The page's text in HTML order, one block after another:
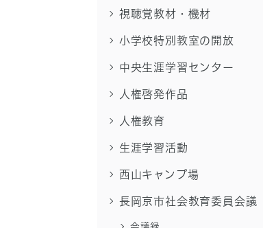
視聴覚教材・機材
小学校特別教室の開放
中央生涯学習センター
人権啓発作品
人権教育
生涯学習活動
西山キャンプ場
長岡京市社会教育委員会議